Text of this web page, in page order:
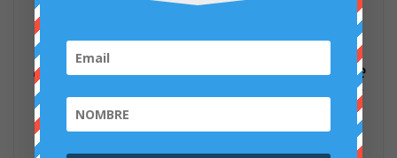
sentirte más positivo y energético
especialmente durante los meses de
invierno, cuando la exposición al sol